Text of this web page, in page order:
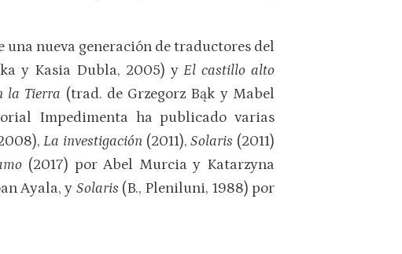
nueva generación de traductores del
y Kasia Dubla, 2005) yEl castillo alto
la Tierra (trad. de Grzegorz Bąk y Mabel
Impedimenta ha publicado varias
La investigación (2011),Solaris (2011)
(2017) por Abel Murcia y Katarzyna
Ayala, y Solaris (B., Pleniluni, 1988) por